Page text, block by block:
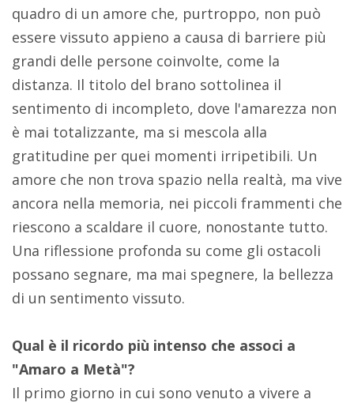
quadro di un amore che, purtroppo, non può
essere vissuto appieno a causa di barriere più
grandi delle persone coinvolte, come la
distanza. Il titolo del brano sottolinea il
sentimento di incompleto, dove l'amarezza non
è mai totalizzante, ma si mescola alla
gratitudine per quei momenti irripetibili. Un
amore che non trova spazio nella realtà, ma vive
ancora nella memoria, nei piccoli frammenti che
riescono a scaldare il cuore, nonostante tutto.
Una riflessione profonda su come gli ostacoli
possano segnare, ma mai spegnere, la bellezza
di un sentimento vissuto.
Qual è il ricordo più intenso che associ a
"Amaro a Metà"?
Il primo giorno in cui sono venuto a vivere a